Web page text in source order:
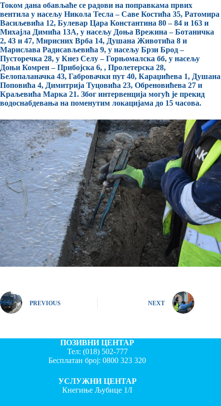
Током дана обављаће се радови на поправкама првих
вентила у насељу Никола Тесла – Саве Костића 35, Ратомира
Васиљевића 12, Булевар Цара Константина 80 – 84 и 163 и
Михајла Димића 13А, у насељу Доња Врежина – Ботаничка
2, 43 и 47, Мирисних Врба 14, Душана Животића 8 и
Марислава Радисављевића 9, у насељу Брзи Брод –
Пусторечка 28, у Кнез Селу – Горњомалска бб, у насељу
Доњи Комрен – Прибојска 6, , Пролетерска 28,
Белопаланачка 43, Габровачки пут 40, Караџићева 1, Душана
Поповића 4, Димитрија Туцовића 23, Обреновићева 27 и
Краљевића Марка 21. Због интервенција могућ је прекид
водоснабдевања на поменутим локацијама до 15 часова.
PREVIOUS NEXT
ПОЗИВНИ ЦЕНТАР
Тел: (018) 502-777
Бесплатан број:0800 323 320
УСЛУЖНИ ЦЕНТАР
Кнегиње Љубице 1/I